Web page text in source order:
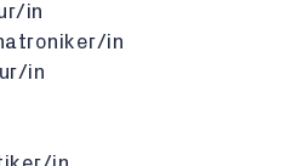
in
in
in